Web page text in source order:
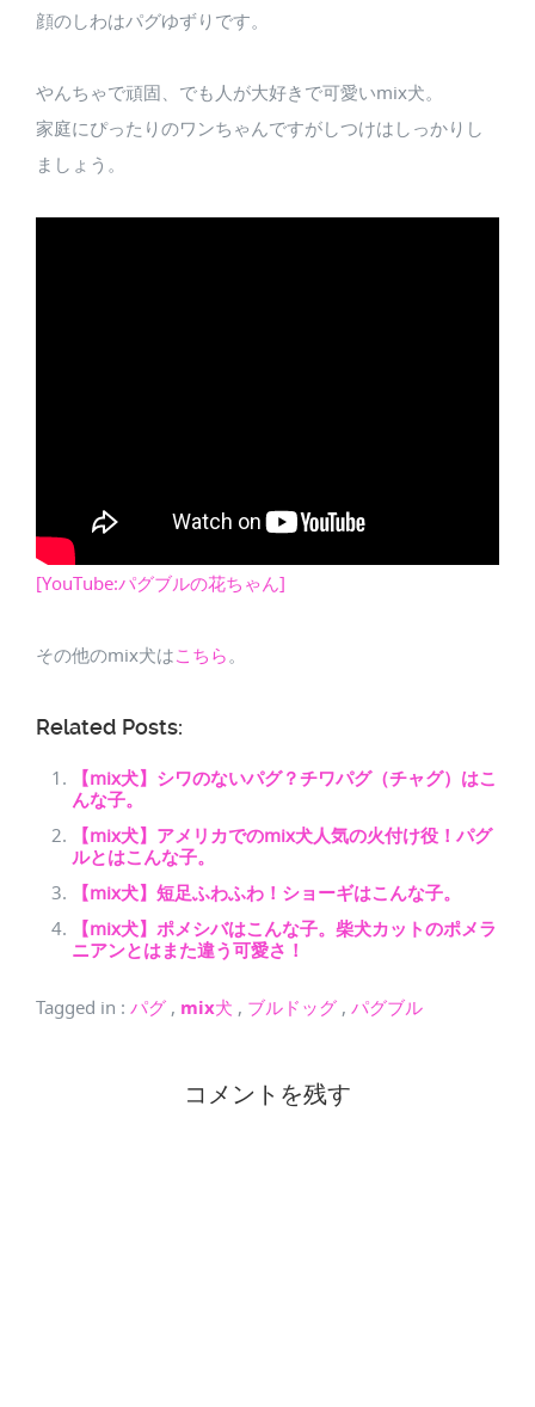
顔のしわはパグゆずりです。
やんちゃで頑固、でも人が大好きで可愛いmix犬。
家庭にぴったりのワンちゃんですがしつけはしっかりし
ましょう。
[YouTube:パグブルの花ちゃん]
その他のmix犬はこちら。
Related Posts:
【mix犬】シワのないパグ？チワパグ（チャグ）はこ
んな子。
【mix犬】アメリカでのmix犬人気の火付け役！パグ
ルとはこんな子。
【mix犬】短足ふわふわ！ショーギはこんな子。
【mix犬】ポメシバはこんな子。柴犬カットのポメラ
ニアンとはまた違う可愛さ！
Tagged in : パグ , mix犬 , ブルドッグ , パグブル
コメントを残す